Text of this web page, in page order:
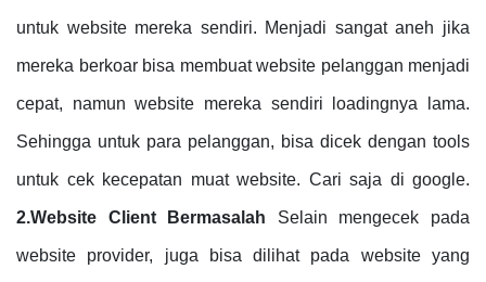
untuk website mereka sendiri. Menjadi sangat aneh jika
mereka berkoar bisa membuat website pelanggan menjadi
cepat, namun website mereka sendiri loadingnya lama.
Sehingga untuk para pelanggan, bisa dicek dengan tools
untuk cek kecepatan muat website. Cari saja di google.
2.Website Client Bermasalah Selain mengecek pada
website provider, juga bisa dilihat pada website yang